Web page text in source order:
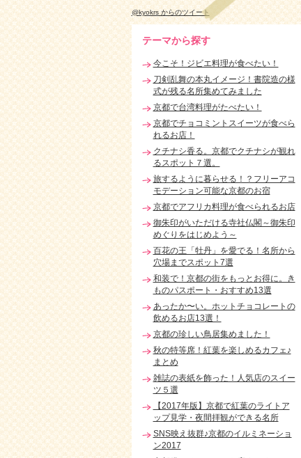
@kyokrs からのツイート
テーマから探す
今こそ！ジビエ料理が食べたい！
刀剣乱舞の本丸イメージ！書院造の様
式が残る名所集めてみました
京都で台湾料理がたべたい！
京都でチョコミントスイーツが食べら
れるお店！
クチナシ香る。京都でクチナシが観れ
るスポット７選。
旅するように暮らせる！？フリーアコ
モデーション可能な京都のお宿
京都でアフリカ料理が食べられるお店
御朱印がいただける寺社仏閣～御朱印
めぐりをはじめよう～
百花の王「牡丹」を愛でる！名所から
穴場までスポット7選
和装で！京都の街をもっとお得に。き
ものパスポート・おすすめ13選
あったか〜い。ホットチョコレートの
飲めるお店13選！
京都の珍しい鳥居集めました！
秋の特等席！紅葉を楽しめるカフェ♪
まとめ
雑誌の表紙を飾った！人気店のスイー
ツ５選
【2017年版】京都で紅葉のライトア
ップ見学・夜間拝観ができる名所
SNS映え抜群♪京都のイルミネーショ
ン2017